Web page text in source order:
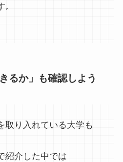
るか」も確認しよう
取り入れている大学も
紹介した中では